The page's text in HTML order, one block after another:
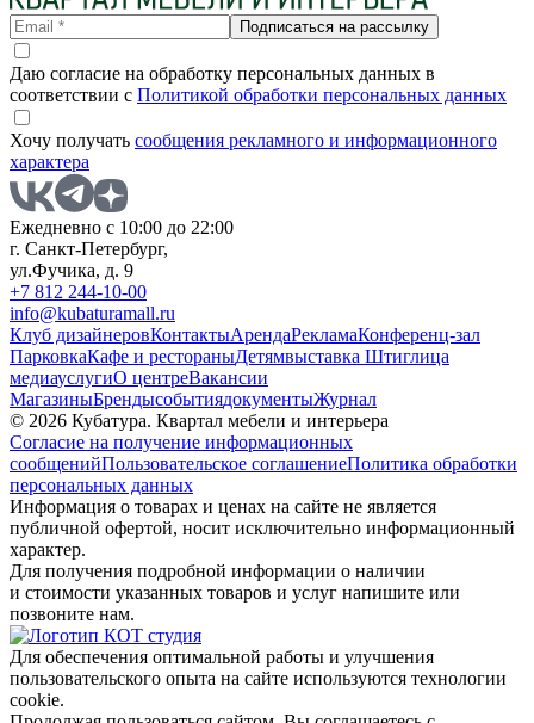
Подписаться на рассылку
Даю согласие на обработку персональных данных в
соответствии с Политикой обработки персональных данных
Хочу получать сообщения рекламного и информационного
характера
Ежедневно с 10:00 до 22:00
г. Санкт-Петербург,
ул.Фучика, д. 9
+7 812 244-10-00
info@kubaturamall.ru
Клуб дизайнеровКонтактыАрендаРекламаКонференц-зал
ПарковкаКафе и рестораныДетямвыставка Штиглица
медиауслугиО центреВакансии
МагазиныБрендысобытиядокументыЖурнал
© 2026 Кубатура. Квартал мебели и интерьера
Согласие на получение информационных
сообщенийПользовательское соглашениеПолитика обработки
персональных данных
Информация о товарах и ценах на сайте не является
публичной офертой, носит исключительно информационный
характер.
Для получения подробной информации о наличии
и стоимости указанных товаров и услуг напишите или
позвоните нам.
Для обеспечения оптимальной работы и улучшения
пользовательского опыта на сайте используются технологии
cookie.